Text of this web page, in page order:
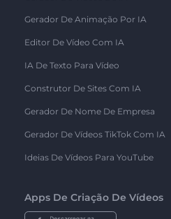
Gerador De Animação Por IA
Editor De Vídeo Com IA
IA De Texto Para Vídeo
Construtor De Sites Com IA
Gerador De Nome De Empresa
Gerador De Vídeos TikTok Com IA
Ideias De Vídeos Para YouTube
Apps De Criação De Vídeos